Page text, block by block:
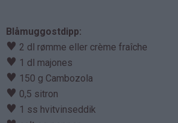
Blåmuggostdipp:
♥ 2 dl rømme eller crème fraîche
♥ 1 dl majones
♥ 150 g Cambozola
♥ 0,5 sitron
♥ 1 ss hvitvinseddik